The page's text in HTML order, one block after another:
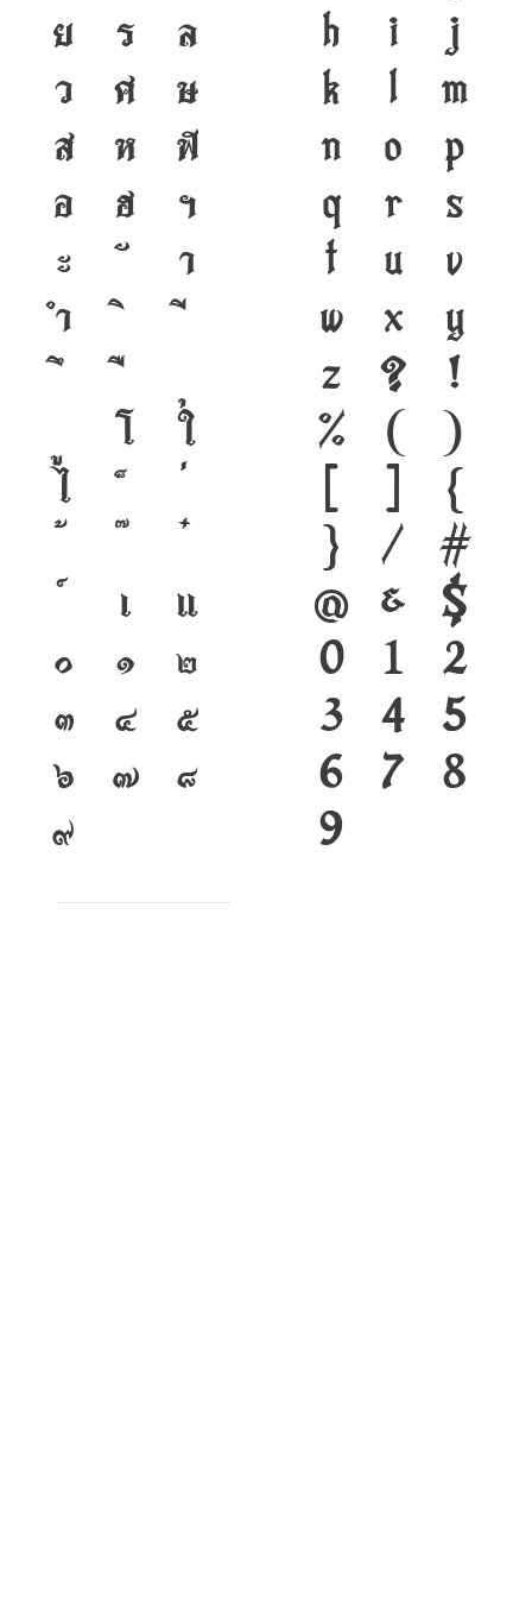
ย
ร
ล
ว
ศ
ษ
ส
ห
ฬ
อ
ฮ
ฯ
ะ
า
ำ
โ
ใ
ไ
เ
แ
๐
๑
๒
๓
๔
๕
๖
๗
๘
๙
h
i
j
k
l
m
n
o
p
q
r
s
t
u
v
w
x
y
z
?
!
%
(
)
[
]
{
}
/ #
@ &
$
0
1
2
3 4
5
6
7
8
9